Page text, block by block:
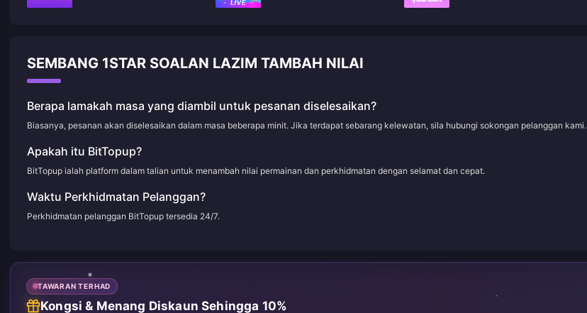
SEMBANG 1STAR SOALAN LAZIM TAMBAH NILAI
Berapa lamakah masa yang diambil untuk pesanan diselesaikan?
Biasanya, pesanan akan diselesaikan dalam masa beberapa minit. Jika terdapat sebarang kelewatan, sila hubungi sokongan pelanggan kami.
Apakah itu BitTopup?
BitTopup ialah platform dalam talian untuk menambah nilai permainan dan perkhidmatan dengan selamat dan cepat.
Waktu Perkhidmatan Pelanggan?
Perkhidmatan pelanggan BitTopup tersedia 24/7.
TAWARAN TERHAD
Kongsi & Menang Diskaun Sehingga 10%